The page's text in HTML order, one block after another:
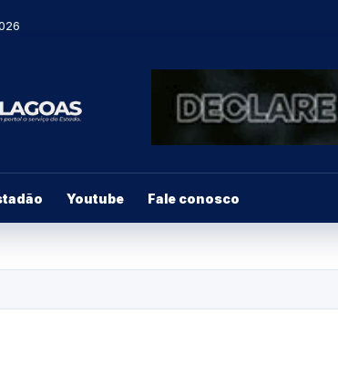
Youtube Fale conosco